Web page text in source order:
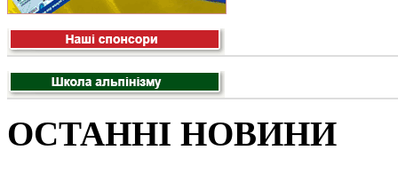
ОСТАННІ НОВИНИ